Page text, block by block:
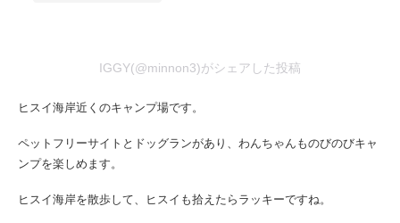
IGGY(@minnon3)がシェアした投稿
ヒスイ海岸近くのキャンプ場です。
ペットフリーサイトとドッグランがあり、わんちゃんものびのびキャ
ンプを楽しめます。
ヒスイ海岸を散歩して、ヒスイも拾えたらラッキーですね。